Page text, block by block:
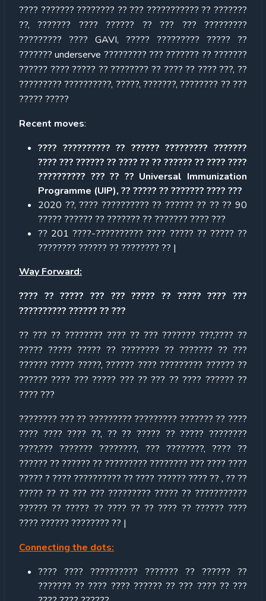
???? ??????? ???????? ?? ??? ??????????? ?? ???????
??, ??????? ???? ?????? ?? ??? ??? ?????????
????????? ???? GAVI, ????? ????????? ????? ??
??????? underserve ????????? ??? ??????? ?? ???????
?????? ???? ????? ?? ???????? ?? ???? ?? ???? ???, ??
????????? ??????????, ?????, ???????, ???????? ?? ???
????? ?????
Recent moves:
???? ?????????? ?? ?????? ????????? ???????
???? ??? ?????? ?? ???? ?? ?? ?????? ?? ???? ????
?????????? ??? ?? ?? Universal Immunization
Programme (UIP), ?? ????? ?? ??????? ???? ???
2020 ??, ???? ?????????? ?? ?????? ?? ?? ?? 90
????? ?????? ?? ??????? ?? ??????? ???? ???
?? 201 ????-?????????? ???? ????? ?? ????? ??
???????? ?????? ?? ???????? ?? |
Way Forward:
???? ?? ????? ??? ??? ????? ?? ????? ???? ???
?????????? ?????? ?? ???
?? ??? ?? ???????? ???? ?? ??? ??????? ???,???? ??
????? ????? ????? ?? ???????? ?? ??????? ?? ???
?????? ????? ?????, ?????? ???? ????????? ?????? ??
?????? ???? ??? ????? ??? ?? ??? ?? ???? ?????? ??
???? ???
???????? ??? ?? ????????? ????????? ??????? ?? ????
???? ???? ???? ??, ?? ?? ????? ?? ????? ????????
????,??? ??????? ????????, ??? ????????, ???? ??
?????? ?? ?????? ?? ????????? ???????? ??? ???? ????
????? ? ???? ?????????? ?? ???? ?????? ???? ?? , ?? ??
????? ?? ?? ??? ??? ????????? ????? ?? ???????????
?????? ?? ????? ?? ???? ?? ?? ???? ?? ?????? ????
???? ?????? ???????? ?? |
Connecting the dots:
???? ???? ?????????? ??????? ?? ?????? ??
??????? ?? ???? ???? ?????? ?? ??? ???? ?? ???